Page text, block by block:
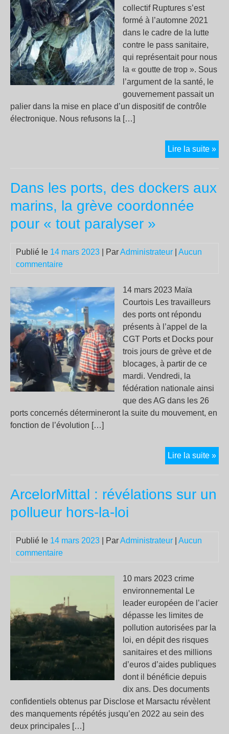
collectif Ruptures s’est
formé à l’automne 2021
dans le cadre de la lutte
contre le pass sanitaire,
qui représentait pour nous
la « goutte de trop ». Sous
l’argument de la santé, le
gouvernement passait un
palier dans la mise en place d’un dispositif de contrôle
électronique. Nous refusons la […]
Lire la suite »«
Dans les ports, des dockers aux
marins, la grève coordonnée
pour « tout paralyser »
Publié le 14 mars 2023 | ParAdministrateur
Aucun
commentaire
14 mars 2023 Maïa
Courtois Les travailleurs
des ports ont répondu
présents à l’appel de la
CGT Ports et Docks pour
trois jours de grève et de
blocages, à partir de ce
mardi. Vendredi, la
fédération nationale ainsi
que des AG dans les 26
ports concernés détermineront la suite du mouvement, en
fonction de l’évolution […]
Lire la suite »
les
tout
ArcelorMittal : révélations sur un
pollueur hors-la-loi
Publié le 14 mars 2023 | ParAdministrateur
Aucun
commentaire
10 mars 2023 crime
environnemental Le
leader européen de l’acier
dépasse les limites de
pollution autorisées par la
loi, en dépit des risques
sanitaires et des millions
d’euros d’aides publiques
dont il bénéficie depuis
dix ans. Des documents
confidentiels obtenus par Disclose et Marsactu révèlent
des manquements répétés jusqu’en 2022 au sein des
deux principales […]